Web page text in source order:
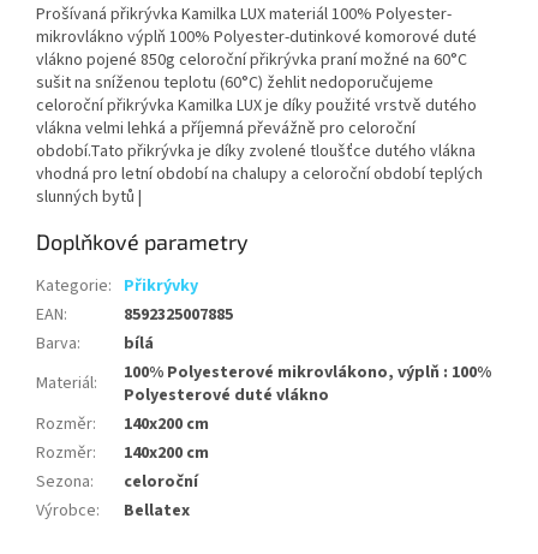
Prošívaná přikrývka Kamilka LUX materiál 100% Polyester-
mikrovlákno výplň 100% Polyester-dutinkové komorové duté
vlákno pojené 850g celoroční přikrývka praní možné na 60°C
sušit na sníženou teplotu (60°C) žehlit nedoporučujeme
celoroční přikrývka Kamilka LUX je díky použité vrstvě dutého
vlákna velmi lehká a příjemná převážně pro celoroční
období.Tato přikrývka je díky zvolené tloušťce dutého vlákna
vhodná pro letní období na chalupy a celoroční období teplých
slunných bytů |
Doplňkové parametry
Kategorie: Přikrývky
EAN:
8592325007885
Barva:
bílá
Materiál:
100% Polyesterové mikrovlákono, výplň : 100%
Polyesterové duté vlákno
Rozměr:
140x200 cm
Rozměr:
140x200 cm
Sezona:
celoroční
Výrobce: Bellatex